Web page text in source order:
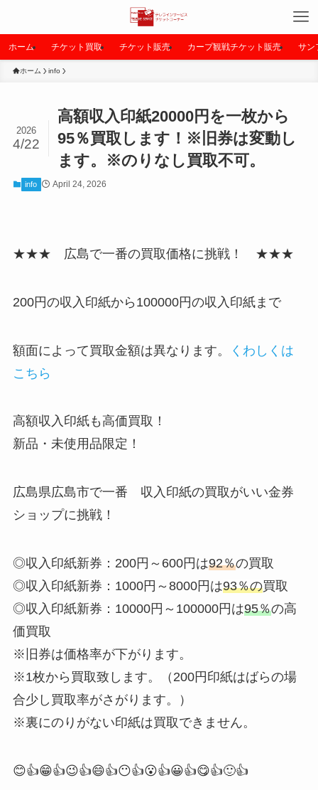
ホーム チケット買取 チケット販売 カープ観戦チケット販売 サン
ホーム info
高額収入印紙20000円を一枚から
95％買取します！※旧券は変動し
ます。※のりなし買取不可。
2026
4/22
info April 24, 2026
★★★ 広島で一番の買取価格に挑戦！ ★★★
200円の収入印紙から100000円の収入印紙まで
額面によって買取金額は異なります。
くわしくは
こちら
高額収入印紙も高価買取！
新品・未使用品限定！
広島県広島市で一番 収入印紙の買取がいい金券
ショップに挑戦！
◎収入印紙新券：200円～600円は92％の買取
◎収入印紙新券：1000円～8000円は93％の買取
◎収入印紙新券：10000円～100000円は95％の高
価買取
※旧券は価格率が下がります。
※1枚から買取致します。（200円印紙はばらの場
合少し買取率がさがります。）
※裏にのりがない印紙は買取できません。
😊👍😁👍😉👍😄👍😶👍😮👍😀👍😋👍🙂👍